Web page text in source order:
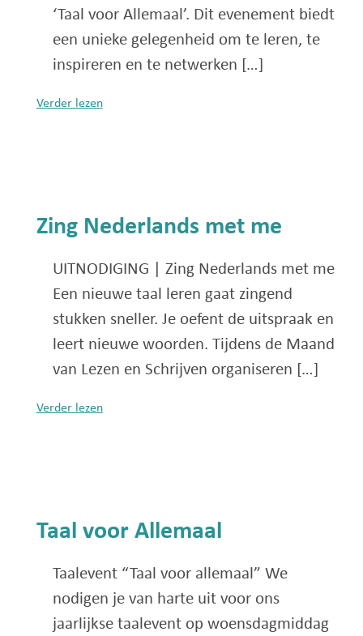
‘Taal voor Allemaal’. Dit evenement biedt
een unieke gelegenheid om te leren, te
inspireren en te netwerken […]
Verder lezen
Zing Nederlands met me
UITNODIGING | Zing Nederlands met me
Een nieuwe taal leren gaat zingend
stukken sneller. Je oefent de uitspraak en
leert nieuwe woorden. Tijdens de Maand
van Lezen en Schrijven organiseren […]
Verder lezen
Taal voor Allemaal
Taalevent “Taal voor allemaal” We
nodigen je van harte uit voor ons
jaarlijkse taalevent op woensdagmiddag